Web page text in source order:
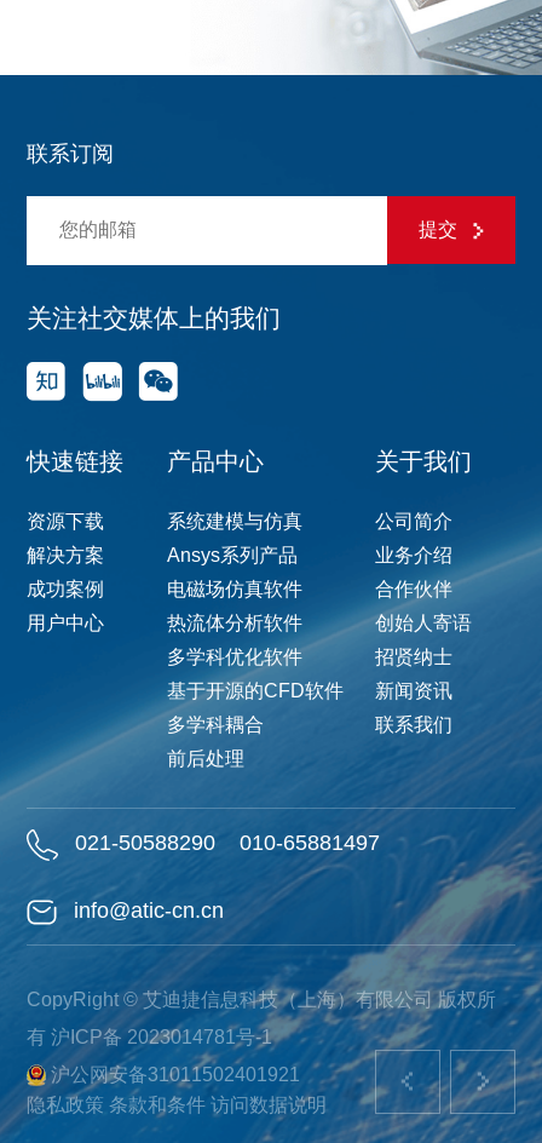
联系订阅
提交
关注社交媒体上的我们
快速链接
资源下载
解决方案
成功案例
用户中心
产品中心
系统建模与仿真
Ansys系列产品
电磁场仿真软件
热流体分析软件
多学科优化软件
基于开源的CFD软件
多学科耦合
前后处理
关于我们
公司简介
业务介绍
合作伙伴
创始人寄语
招贤纳士
新闻资讯
联系我们
021-50588290 010-65881497
info@atic-cn.cn
CopyRight © 艾迪捷信息科技（上海）有限公司 版权所
有沪ICP备 2023014781号-1
沪公网安备31011502401921
隐私政策 条款和条件 访问数据说明